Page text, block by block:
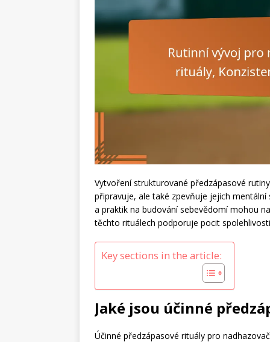
Vytvoření strukturované předzápasové
připravuje, ale také zpevňuje jejich
a praktik na budování sebevědomí mohou
těchto rituálech podporuje pocit
Key sections in the article:
Jaké jsou účinné
Účinné předzápasové rituály pro